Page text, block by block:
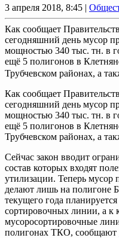
3 апреля 2018, 8:45 |
Как сообщает
сегодняшний день мусор
мощностью 340 тыс. тн. в
ещё 5 полигонов в
Трубчевском районах, а
Как сообщает
сегодняшний день мусор
мощностью 340 тыс. тн. в
ещё 5 полигонов в
Трубчевском районах, а
Сейчас закон вводит
состав которых входят
утилизации. Теперь мусор
делают лишь на полигоне
текущего года
сортировочных линии, а к
мусоросортировочные
полигонах ТКО, сообщают